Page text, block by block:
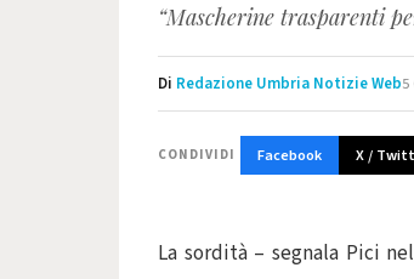
“Mascherine trasparenti
Di Redazione Umbria Notizie Web5
CONDIVIDI Facebook X /
La sordità – segnala Pici